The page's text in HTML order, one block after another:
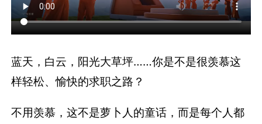
蓝天，白云，阳光大草坪……你是不是很羡慕这
样轻松、愉快的求职之路？
不用羡慕，这不是萝卜人的童话，而是每个人都